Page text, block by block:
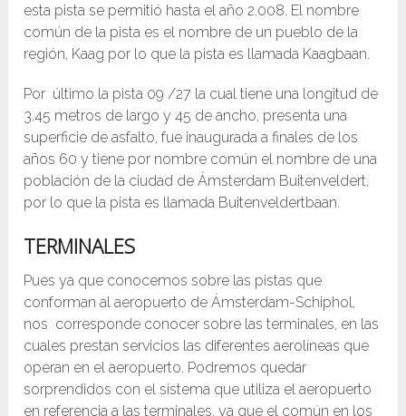
esta pista se permitió hasta el año 2.008. El nombre
común de la pista es el nombre de un pueblo de la
región, Kaag por lo que la pista es llamada Kaagbaan.
Por último la pista 09 /27 la cual tiene una longitud de
3.45 metros de largo y 45 de ancho, presenta una
superficie de asfalto, fue inaugurada a finales de los
años 60 y tiene por nombre común el nombre de una
población de la ciudad de Ámsterdam Buitenveldert,
por lo que la pista es llamada Buitenveldertbaan.
TERMINALES
Pues ya que conocemos sobre las pistas que
conforman al aeropuerto de Ámsterdam-Schiphol,
nos corresponde conocer sobre las terminales, en las
cuales prestan servicios las diferentes aerolíneas que
operan en el aeropuerto. Podremos quedar
sorprendidos con el sistema que utiliza el aeropuerto
en referencia a las terminales, ya que el común en los